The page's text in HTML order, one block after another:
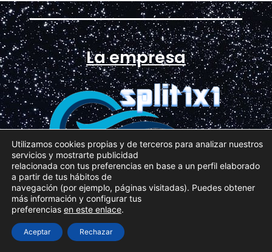
La empresa
Tienda de venta de equipos de aire acondicionado
tipo Split 1 x 1
966 11 11 93
Utilizamos cookies propias y de terceros para analizar nuestros
servicios y mostrarte publicidad
relacionada con tus preferencias en base a un perfil elaborado
a partir de tus hábitos de
navegación (por ejemplo, páginas visitadas). Puedes obtener
más información y configurar tus
preferencias en este enlace.
Aceptar Rechazar